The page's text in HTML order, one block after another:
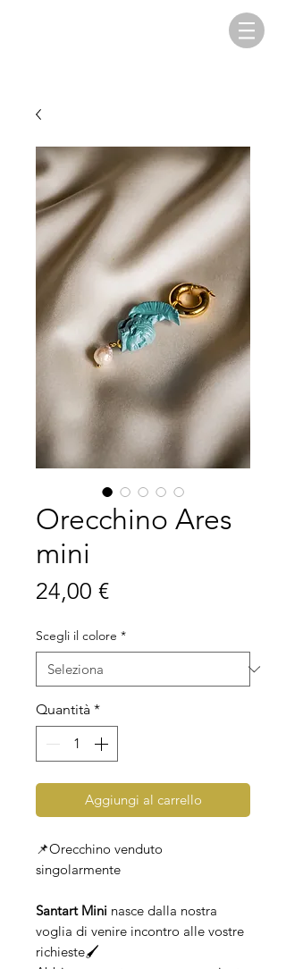
Orecchino Ares
mini
24,00 €Prezzo
Scegli il colore *
Quantità *
Aggiungi al carrello
📌Orecchino venduto
singolarmente
Santart Mini nasce dalla nostra
voglia di venire incontro alle vostre
richieste🖌️